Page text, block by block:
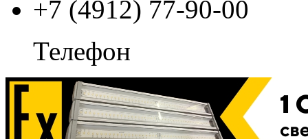
+7 (4912) 77-90-00
Телефон